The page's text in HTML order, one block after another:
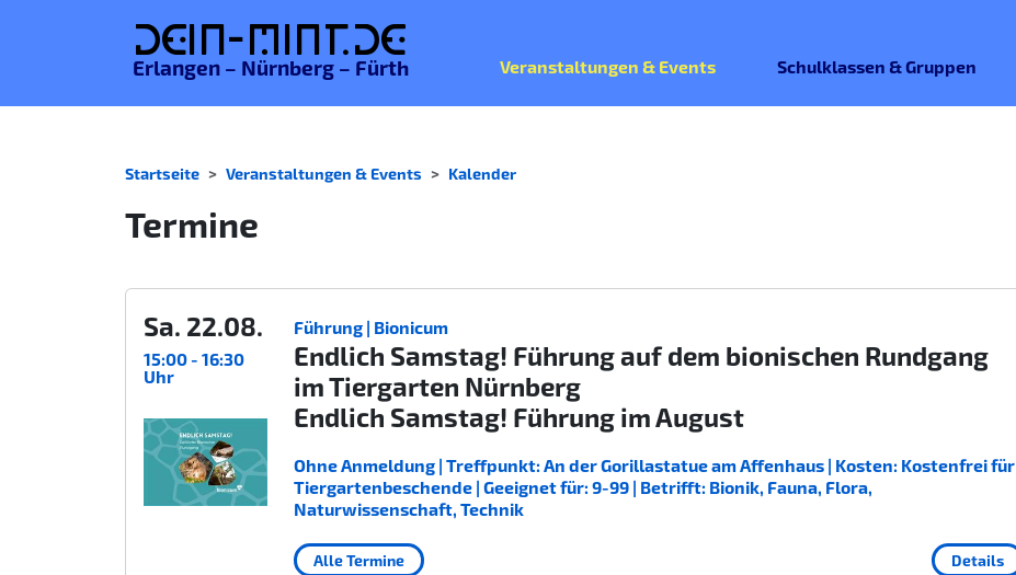
Dein-MINT.de
Erlangen – Nürnberg – Fürth Veranstaltungen & Events Schulklassen & Gruppen
Startseite Veranstaltungen & Events Kalender
Termine
Sa. 22.08.
15:00 - 16:30
Uhr
Führung | Bionicum
Endlich Samstag! Führung auf dem bionischen Rundgang
im Tiergarten Nürnberg
Endlich Samstag! Führung im August
Ohne Anmeldung | Treffpunkt: An der Gorillastatue am Affenhaus | Kosten: Kostenfrei für
Tiergartenbeschende | Geeignet für: 9-99 | Betrifft: Bionik, Fauna, Flora,
Naturwissenschaft, Technik
Details
Alle Termine